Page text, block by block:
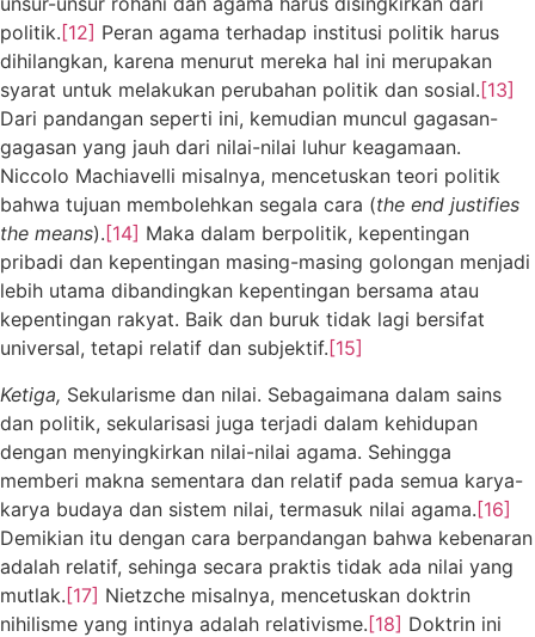
politik. [12] Peran agama terhadap institusi politik harus
dihilangkan, karena menurut mereka hal ini merupakan
syarat untuk melakukan perubahan politik dan sosial. [13]
Dari pandangan seperti ini, kemudian muncul gagasan-
gagasan yang jauh dari nilai-nilai luhur keagamaan.
Niccolo Machiavelli misalnya, mencetuskan teori politik
bahwa tujuan membolehkan segala cara (the end justifies
the means). [14] Maka dalam berpolitik, kepentingan
pribadi dan kepentingan masing-masing golongan menjadi
lebih utama dibandingkan kepentingan bersama atau
kepentingan rakyat. Baik dan buruk tidak lagi bersifat
universal, tetapi relatif dan subjektif. [15]
Ketiga, Sekularisme dan nilai. Sebagaimana dalam sains
dan politik, sekularisasi juga terjadi dalam kehidupan
dengan menyingkirkan nilai-nilai agama. Sehingga
memberi makna sementara dan relatif pada semua karya-
karya budaya dan sistem nilai, termasuk nilai agama.[16]
Demikian itu dengan cara berpandangan bahwa kebenaran
adalah relatif, sehinga secara praktis tidak ada nilai yang
mutlak.[17] Nietzche misalnya, mencetuskan doktrin
nihilisme yang intinya adalah relativisme.[18] Doktrin ini